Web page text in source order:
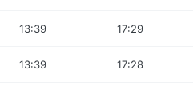
13:39 17:29
13:39 17:28